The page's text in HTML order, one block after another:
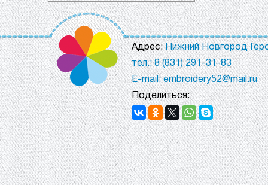
Адрес:Нижний Новгород
тел.: 8 (831) 291-31-83
E-mail: embroidery52@mail.ru
Поделиться: